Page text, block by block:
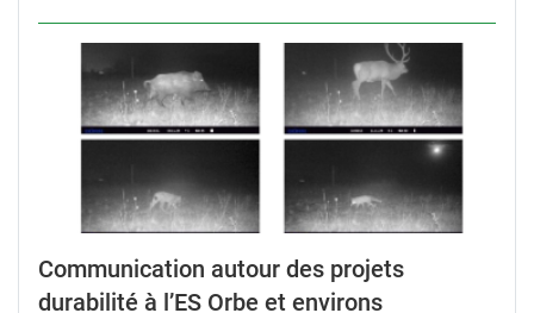
Communication autour des projets
durabilité à l’ES Orbe et environs